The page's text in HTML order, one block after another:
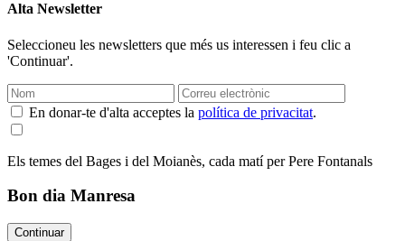
Alta Newsletter
Seleccioneu les newsletters que més us interessen i feu clic a
'Continuar'.
En donar-te d'alta acceptes la política de privacitat.
Els temes del Bages i del Moianès, cada matí per Pere Fontanals
Bon dia Manresa
Continuar